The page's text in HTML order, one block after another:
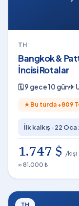
TH
Bangkok &
İncisi Rotalar
🗓9 gece 10 gün✈
★ Bu turda +809
İlk kalkış · 22 Oca
1.747 $ /kişi
≈ 81.000 ₺